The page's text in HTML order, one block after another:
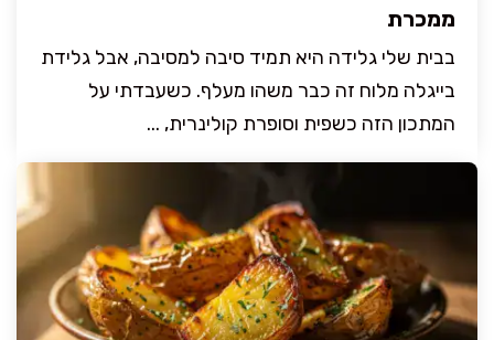
ממכרת
בבית שלי גלידה היא תמיד סיבה למסיבה, אבל גלידת
בייגלה מלוח זה כבר משהו מעלף. כשעבדתי על
המתכון הזה כשפית וסופרת קולינרית, ...